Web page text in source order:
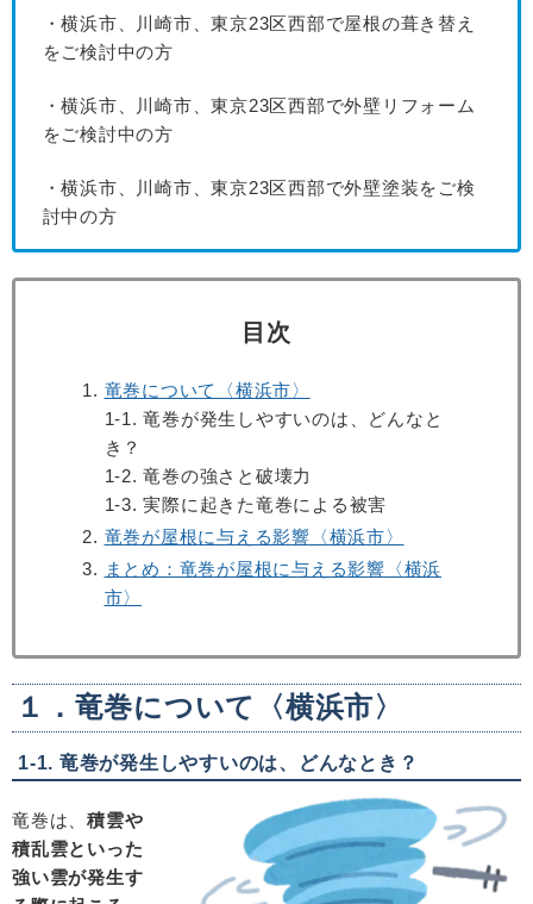
・横浜市、川崎市、東京23区西部で屋根の葺き替え
をご検討中の方
・横浜市、川崎市、東京23区西部で外壁リフォーム
をご検討中の方
・横浜市、川崎市、東京23区西部で外壁塗装をご検
討中の方
目次
竜巻について〈横浜市〉
1-1. 竜巻が発生しやすいのは、どんなと
き？
1-2. 竜巻の強さと破壊力
1-3. 実際に起きた竜巻による被害
竜巻が屋根に与える影響〈横浜市〉
まとめ：竜巻が屋根に与える影響〈横浜
市〉
１．竜巻について 〈横浜市〉
1-1. 竜巻が発生しやすいのは、どんなとき？
竜巻は、 積雲や
積乱雲といった
強い雲が発生す